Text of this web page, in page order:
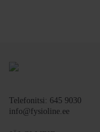
Telefonitsi: 645 9030
info@fysioline.ee